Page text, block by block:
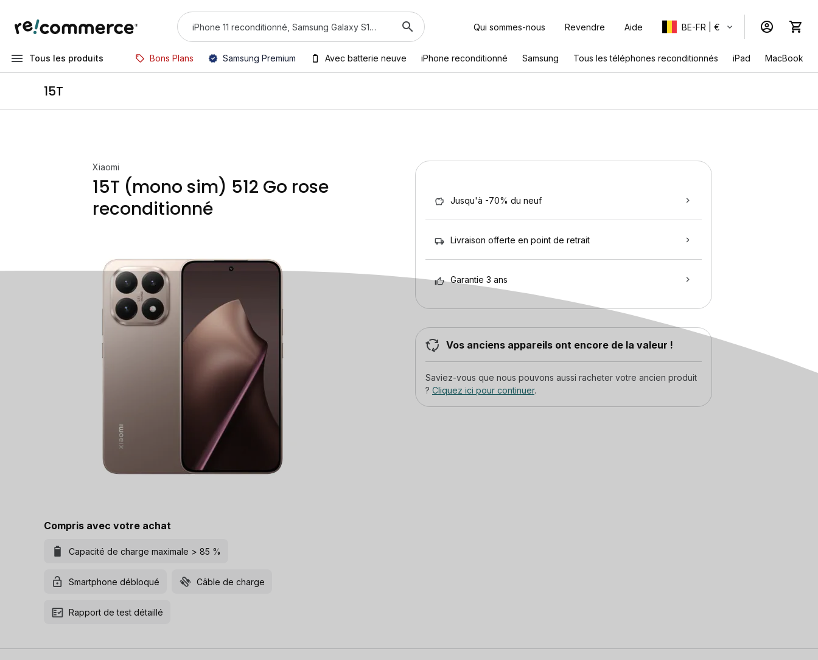
Qui sommes-nous Revendre Aide BE-FR | €
Tous les produits Bons Plans Samsung Premium Avec batterie neuve iPhone reconditionné Samsung Tous les téléphones reconditionnés iPad MacBook
15T
Xiaomi
15T (mono sim) 512 Go rose
reconditionné
Compris avec votre achat
Capacité de charge maximale > 85 %
Smartphone débloqué Câble de charge
Rapport de test détaillé
Jusqu'à -70% du neuf
Livraison offerte en point de retrait
Garantie 3 ans
Vos anciens appareils ont encore de la valeur !
Saviez-vous que nous pouvons aussi racheter votre ancien produit
? Cliquez ici pour continuer.